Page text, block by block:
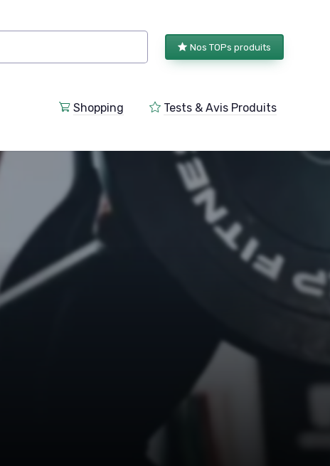
Nos TOPs produits
Shopping Tests & Avis Produits